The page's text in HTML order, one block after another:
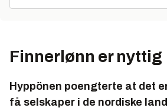
Finnerlønn er nyttig
Hyppönen poengterte at det
få selskaper i de nordiske